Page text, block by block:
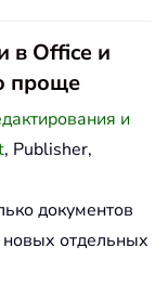
в Office и
проще
и
, Publisher,
документов
новых отдельных